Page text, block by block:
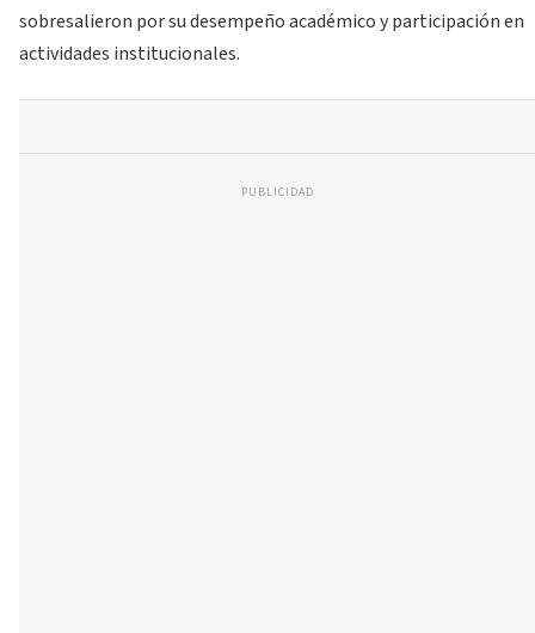
sobresalieron por su desempeño académico y participación en
actividades institucionales.
PUBLICIDAD